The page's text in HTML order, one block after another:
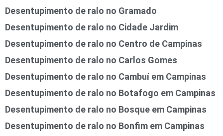
Desentupimento de ralo no Gramado
Desentupimento de ralo no Cidade Jardim
Desentupimento de ralo no Centro de Campinas
Desentupimento de ralo no Carlos Gomes
Desentupimento de ralo no Cambuí em Campinas
Desentupimento de ralo no Botafogo em Campinas
Desentupimento de ralo no Bosque em Campinas
Desentupimento de ralo no Bonfim em Campinas